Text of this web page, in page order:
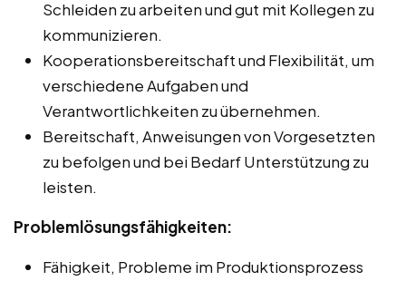
Schleiden zu arbeiten und gut mit Kollegen zu
kommunizieren.
Kooperationsbereitschaft und Flexibilität, um
verschiedene Aufgaben und
Verantwortlichkeiten zu übernehmen.
Bereitschaft, Anweisungen von Vorgesetzten
zu befolgen und bei Bedarf Unterstützung zu
leisten.
Problemlösungsfähigkeiten:
Fähigkeit, Probleme im Produktionsprozess